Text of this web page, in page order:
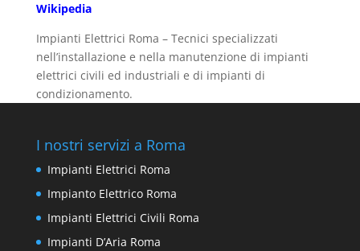
Wikipedia
Impianti Elettrici Roma – Tecnici specializzati
nell’installazione e nella manutenzione di impianti
elettrici civili ed industriali e di impianti di
condizionamento.
I nostri servizi a Roma
Impianti Elettrici Roma
Impianto Elettrico Roma
Impianti Elettrici Civili Roma
Impianti D’Aria Roma